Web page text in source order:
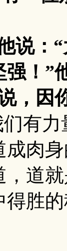
：“
！”
，因
力
肉
道
胜